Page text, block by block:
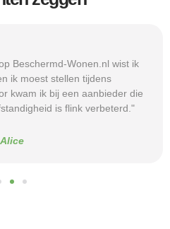
Beschermd-Wonen.nl wist ik
ik moest stellen tijdens
kwam ik bij een aanbieder die
is flink verbeterd."
Alice